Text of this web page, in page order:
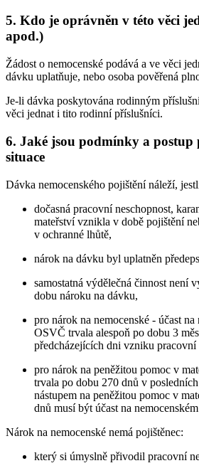
5. Kdo je oprávněn v této věci
apod.)
Žádost o nemocenské podává a ve věci
dávku uplatňuje, nebo osoba pověřená
Je-li dávka poskytována rodinným
věci jednat i tito rodinní příslušníci.
6. Jaké jsou podmínky a postup
situace
Dávka nemocenského pojištění náleží,
dočasná pracovní neschopnost,
mateřství vznikla v době pojištění
v ochranné lhůtě,
nárok na dávku byl uplatněn
samostatná výdělečná činnost není
dobu nároku na dávku,
pro nárok na nemocenské - účast
OSVČ trvala alespoň po dobu 3
předcházejících dni vzniku pracovní
pro nárok na peněžitou pomoc v
trvala po dobu 270 dnů v
nástupem na peněžitou pomoc v
dnů musí být účast na
Nárok na nemocenské nemá pojištěnec:
který si úmyslně přivodil pracovní